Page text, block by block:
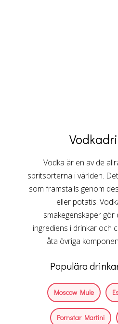
Vodka är en av de
spritsorterna i världen.
som framställs genom
eller potatis.
smakegenskaper gör
ingrediens i drinkar och
låta övriga
Populära
Moscow Mule
Pornstar Martini